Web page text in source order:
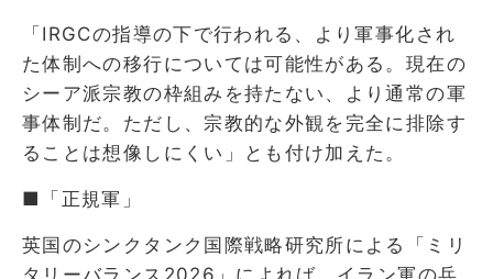
「IRGCの指導の下で行われる、より軍事化され
た体制への移行については可能性がある。現在の
シーア派宗教の枠組みを持たない、より通常の軍
事体制だ。ただし、宗教的な外観を完全に排除す
ることは想像しにくい」とも付け加えた。
■「正規軍」
英国のシンクタンク国際戦略研究所による「ミリ
タリーバランス2026」によれば、イラン軍の兵